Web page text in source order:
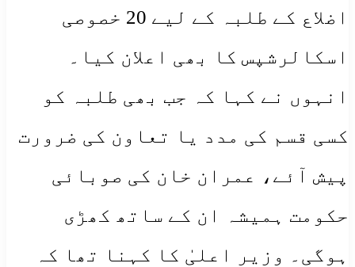
اضلاع کے طلبہ کے لیے 20 خصوصی
اسکالرشپس کا بھی اعلان کیا۔
انہوں نے کہا کہ جب بھی طلبہ کو
کسی قسم کی مدد یا تعاون کی ضرورت
پیش آئے، عمران خان کی صوبائی
حکومت ہمیشہ ان کے ساتھ کھڑی
ہوگی۔ وزیر اعلیٰ کا کہنا تھا کہ